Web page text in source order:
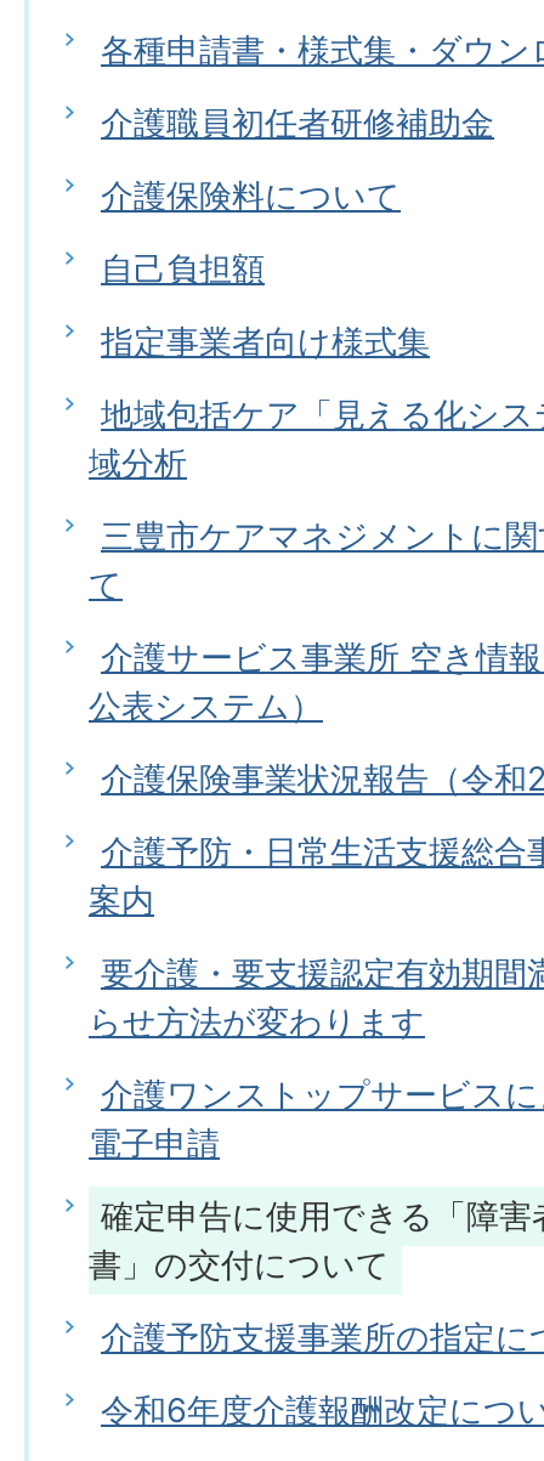
各種申請書・様式集・ダウン
介護職員初任者研修補助金
介護保険料について
自己負担額
指定事業者向け様式集
地域包括ケア「見える化シ
域分析
三豊市ケアマネジメントに
て
介護サービス事業所 空き情
公表システム）
介護保険事業状況報告（令和
介護予防・日常生活支援総
案内
要介護・要支援認定有効期間
らせ方法が変わります
介護ワンストップサービス
電子申請
確定申告に使用できる「障害
書」の交付について
介護予防支援事業所の指定に
令和6年度介護報酬改定につ